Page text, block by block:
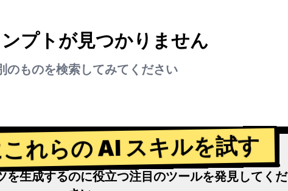
プトが見つかりません
のものを検索してみてください
れらの AI スキルを試す
を生成するのに役立つ注目のツールを発見してくだ